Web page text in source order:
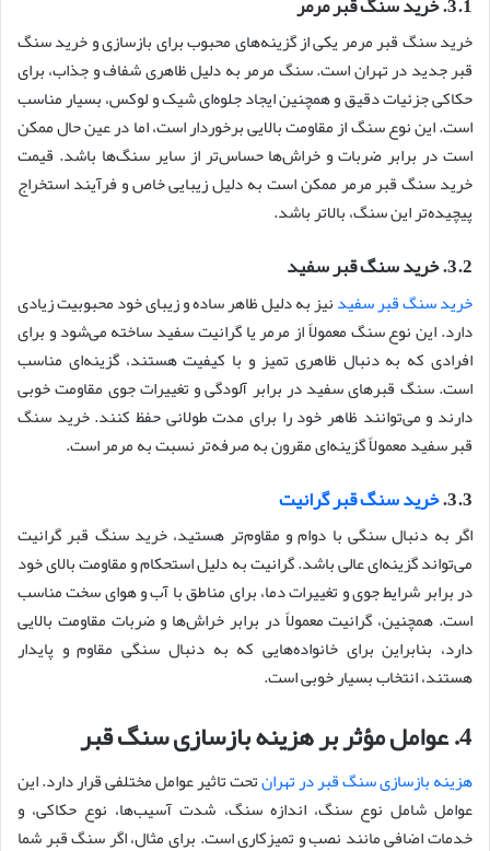
خرید سنگ قبر مرمر یکی از گزینه‌های محبوب برای بازسازی و خرید سنگ
قبر جدید در تهران است. سنگ مرمر به دلیل ظاهری شفاف و جذاب، برای
حکاکی جزئیات دقیق و همچنین ایجاد جلوه‌ای شیک و لوکس، بسیار مناسب
است. این نوع سنگ از مقاومت بالایی برخوردار است، اما در عین حال ممکن
است در برابر ضربات و خراش‌ها حساس‌تر از سایر سنگ‌ها باشد. قیمت
خرید سنگ قبر مرمر ممکن است به دلیل زیبایی خاص و فرآیند استخراج
پیچیده‌تر این سنگ، بالاتر باشد.
3.2. خرید سنگ قبر سفید
خرید سنگ قبر سفیدنیز به دلیل ظاهر ساده و زیبای خود محبوبیت زیادی
دارد. این نوع سنگ معمولاً از مرمر یا گرانیت سفید ساخته می‌شود و برای
افرادی که به دنبال ظاهری تمیز و با کیفیت هستند، گزینه‌ای مناسب
است. سنگ قبرهای سفید در برابر آلودگی و تغییرات جوی مقاومت خوبی
دارند و می‌توانند ظاهر خود را برای مدت طولانی حفظ کنند. خرید سنگ
قبر سفید معمولاً گزینه‌ای مقرون به صرفه‌تر نسبت به مرمر است.
3.3. خرید سنگ قبر گرانیت
اگر به دنبال سنگی با دوام و مقاوم‌تر هستید، خرید سنگ قبر گرانیت
می‌تواند گزینه‌ای عالی باشد. گرانیت به دلیل استحکام و مقاومت بالای خود
در برابر شرایط جوی و تغییرات دما، برای مناطق با آب و هوای سخت مناسب
است. همچنین، گرانیت معمولاً در برابر خراش‌ها و ضربات مقاومت بالایی
دارد، بنابراین برای خانواده‌هایی که به دنبال سنگی مقاوم و پایدار
هستند، انتخاب بسیار خوبی است.
4. عوامل مؤثر بر هزینه بازسازی سنگ قبر
هزینه بازسازی سنگ قبر در تهرانتحت تاثیر عوامل مختلفی قرار دارد. این
عوامل شامل نوع سنگ، اندازه سنگ، شدت آسیب‌ها، نوع حکاکی، و
خدمات اضافی مانند نصب و تمیزکاری است. برای مثال، اگر سنگ قبر شما